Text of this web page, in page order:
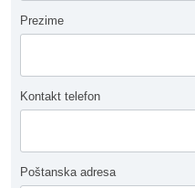
Prezime
Kontakt telefon
Poštanska adresa